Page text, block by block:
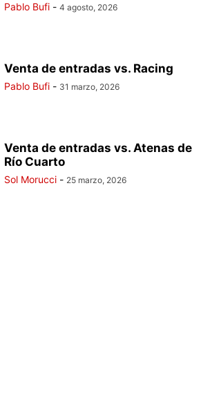
Pablo Bufi - 4 agosto, 2026
Venta de entradas vs. Racing
Pablo Bufi - 31 marzo, 2026
Venta de entradas vs. Atenas de
Río Cuarto
Sol Morucci - 25 marzo, 2026